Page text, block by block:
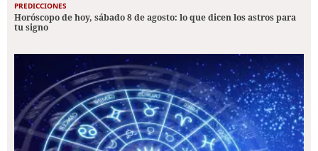
PREDICCIONES
Horóscopo de hoy, sábado 8 de agosto: lo que dicen los astros para
tu signo